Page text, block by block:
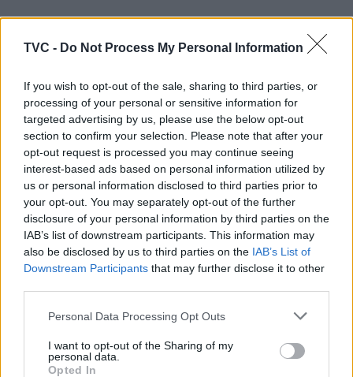
TVC - Do Not Process My Personal Information
If you wish to opt-out of the sale, sharing to third parties, or
processing of your personal or sensitive information for
targeted advertising by us, please use the below opt-out
section to confirm your selection. Please note that after your
opt-out request is processed you may continue seeing
interest-based ads based on personal information utilized by
us or personal information disclosed to third parties prior to
your opt-out. You may separately opt-out of the further
disclosure of your personal information by third parties on the
IAB’s list of downstream participants. This information may
also be disclosed by us to third parties on the IAB’s List of
Downstream Participants that may further disclose it to other
Personal Data Processing Opt Outs
I want to opt-out of the Sharing of my
personal data.
Opted In
ARTIGOS RELACIONADOSMAIS DO AUTOR
Deputados do PSD saúdam Banda
Sinfónica da ARMAB pelo 1º lugar no
certame internacional de Valência